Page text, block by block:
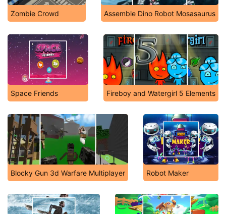
Zombie Crowd Assemble Dino Robot Mosasaurus
Space Friends Fireboy and Watergirl 5 Elements
Blocky Gun 3d Warfare Multiplayer Robot Maker